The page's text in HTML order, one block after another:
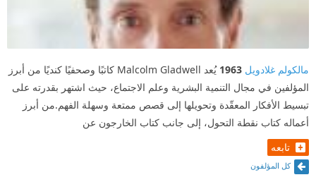
مالكولم غلادويل 1963
يُعد Malcolm Gladwell كاتبًا وصحفيًا كنديًا من أبرز
المؤلفين في مجال التنمية البشرية وعلم الاجتماع، حيث اشتهر بقدرته على
تبسيط الأفكار المعقّدة وتحويلها إلى قصص ممتعة وسهلة الفهم.من أبرز
أعماله كتاب نقطة التحول، إلى جانب كتاب الخارجون عن
تابعه
كل المؤلفون